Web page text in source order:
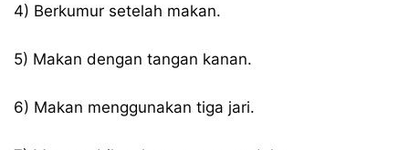
4) Berkumur setelah makan.
5) Makan dengan tangan kanan.
6) Makan menggunakan tiga jari.